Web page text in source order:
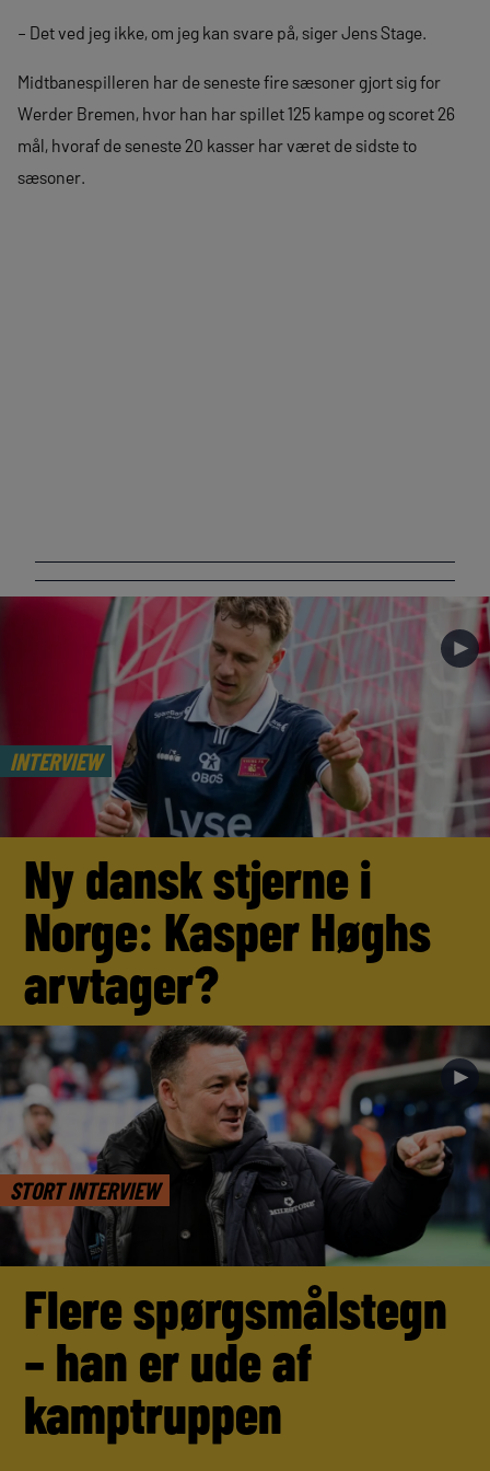
– Det ved jeg ikke, om jeg kan svare på, siger Jens Stage.
Midtbanespilleren har de seneste fire sæsoner gjort sig for
Werder Bremen, hvor han har spillet 125 kampe og scoret 26
mål, hvoraf de seneste 20 kasser har været de sidste to
sæsoner.
INTERVIEW
►
Ny dansk stjerne i
Norge: Kasper Høghs
arvtager?
STORT INTERVIEW
►
Flere spørgsmålstegn
– han er ude af
kamptruppen